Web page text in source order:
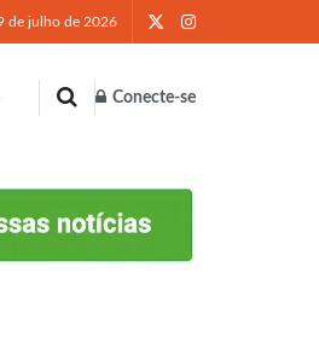
de julho de 2026
Conecte-se